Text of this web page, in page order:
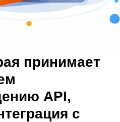
принимает
API,
с